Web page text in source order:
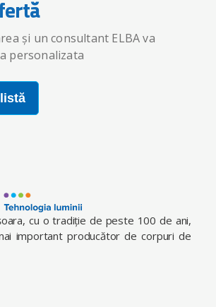
și un consultant ELBA va
personalizata
cu o tradiţie de peste 100 de ani,
important producător de corpuri de